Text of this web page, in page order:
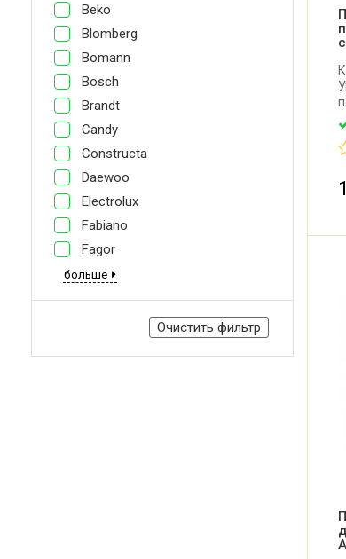
Beko
Blomberg
Bomann
Bosch
Brandt
Candy
Constructa
Daewoo
Electrolux
Fabiano
Fagor
больше
Очистить фильтр